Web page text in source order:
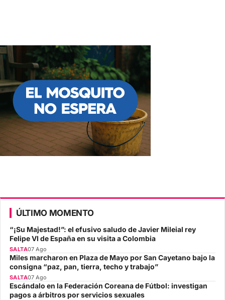
ÚLTIMO MOMENTO
“¡Su Majestad!”: el efusivo saludo de Javier Mileial rey
Felipe VI de España en su visita a Colombia
SALTA07 Ago
Miles marcharon en Plaza de Mayo por San Cayetano bajo la
consigna “paz, pan, tierra, techo y trabajo”
SALTA07 Ago
Escándalo en la Federación Coreana de Fútbol: investigan
pagos a árbitros por servicios sexuales